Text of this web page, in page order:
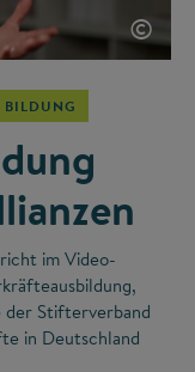
©
im Video-
der Stifterverband
in Deutschland